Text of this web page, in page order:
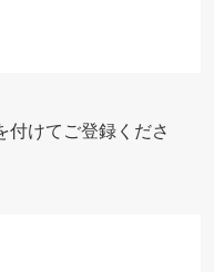
けてご登録くださ